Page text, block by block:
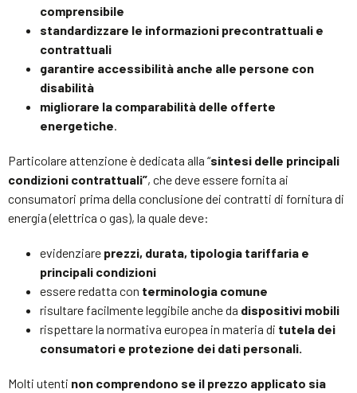
comprensibile
standardizzare le informazioni precontrattuali e
contrattuali
garantire accessibilità anche alle persone con
disabilità
migliorare la comparabilità delle offerte
energetiche.
Particolare attenzione è dedicata alla “sintesi delle principali
condizioni contrattuali”, che deve essere fornita ai
consumatori prima della conclusione dei contratti di fornitura di
energia (elettrica o gas), la quale deve:
evidenziare prezzi, durata, tipologia tariffaria e
principali condizioni
essere redatta con terminologia comune
risultare facilmente leggibile anche da dispositivi mobili
rispettare la normativa europea in materia di tutela dei
consumatori e protezione dei dati personali.
Molti utenti non comprendono se il prezzo applicato sia